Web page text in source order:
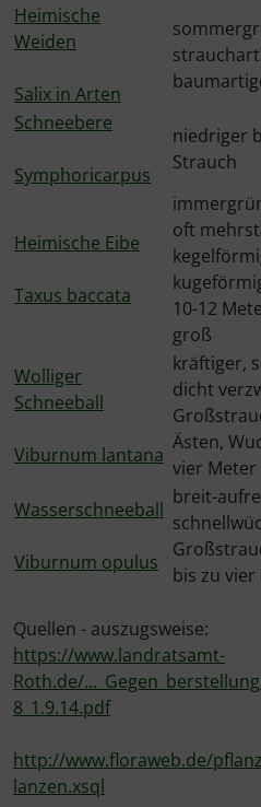
Heimische
Weiden
Salix in Arten
Schneebere
Symphoricarpus
niedriger
Strauch
Heimische Eibe
Taxus baccata
oft
10-12
groß
Wolliger
Schneeball
Viburnum lantana
kräftiger,
dicht
Ästen,
vier Meter
Wasserschneeball
Viburnum opulus
breit-
bis zu
Quellen - auszugsweise:
https://www.landratsamt-
Roth.de/
8_1.9.14.pdf
http://www.floraweb.de/
lanzen.xsql